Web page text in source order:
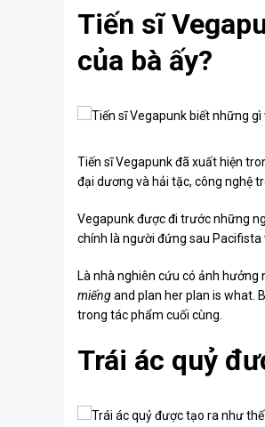
Tiến sĩ
của bà ấy?
Tiến sĩ Vegapunk đã xuất hiện
đại dương và hải tặc, công nghệ
Vegapunk được đi trước những
chính là người đứng sau Pacifista
Là nhà nghiên cứu có ảnh hưởng
miếngand plan her plan is what.
trong tác phẩm cuối cùng.
Trái ác quỷ